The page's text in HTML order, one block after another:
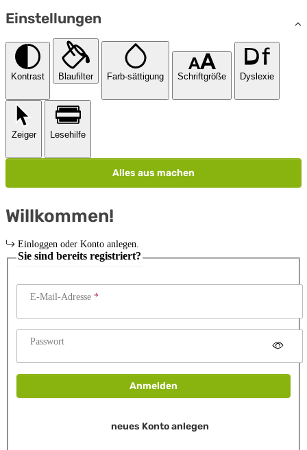
Einstellungen
Kontrast Blaufilter Farb-sättigung Schriftgröße Dyslexie
Zeiger Lesehilfe
Alles aus machen
Willkommen!
Einloggen oder Konto anlegen.
Sie sind bereits registriert?
E-Mail-Adresse
Passwort
Anmelden
neues Konto anlegen